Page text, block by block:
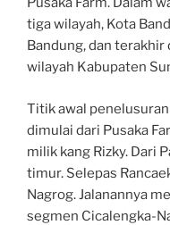
tiga wilayah, Kota
Bandung, dan terakhir
wilayah Kabupaten
Titik awal
dimulai dari Pusaka
milik kang Rizky. Dari
timur. Selepas
Nagrog. Jalanannya
segmen Cicalengka-